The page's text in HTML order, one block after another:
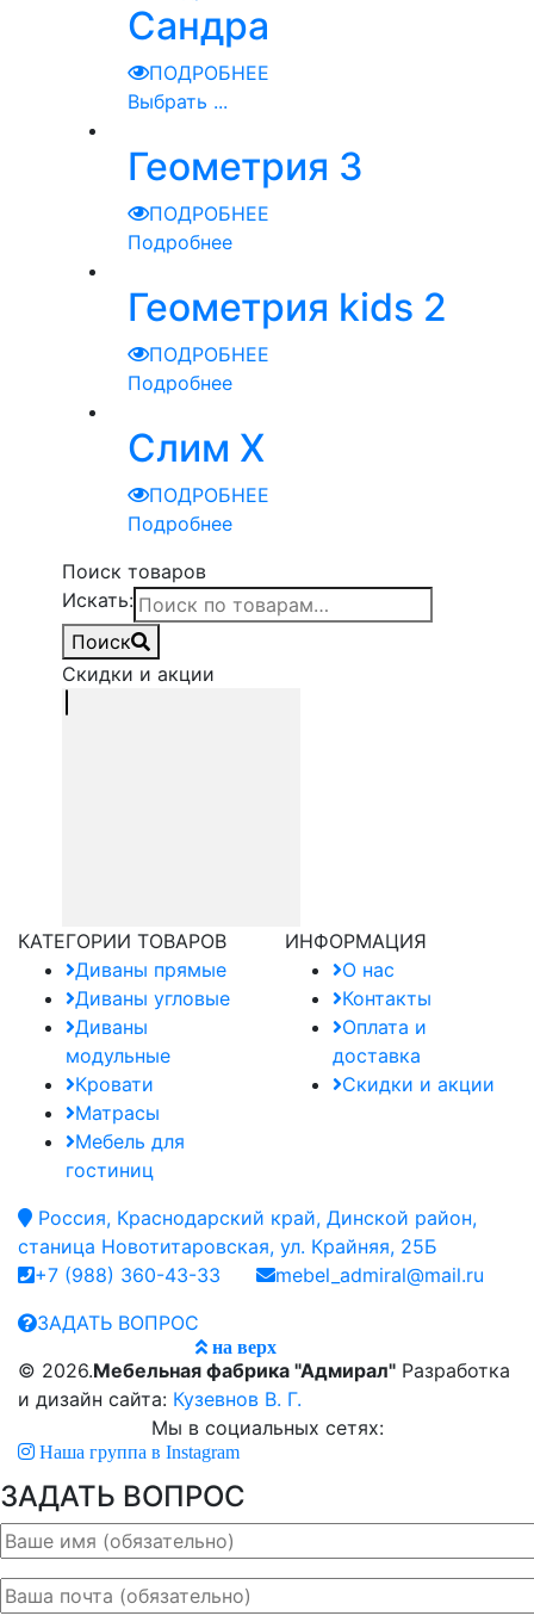
Сандра
ПОДРОБНЕЕ
Выбрать ...
Геометрия 3
ПОДРОБНЕЕ
Подробнее
Геометрия kids 2
ПОДРОБНЕЕ
Подробнее
Слим Х
ПОДРОБНЕЕ
Подробнее
Поиск товаров
Искать:
Поиск
Скидки и акции
КАТЕГОРИИ ТОВАРОВ
Диваны прямые
Диваны угловые
Диваны
модульные
Кровати
Матрасы
Мебель для
гостиниц
ИНФОРМАЦИЯ
О нас
Контакты
Оплата и
доставка
Скидки и акции
Россия, Краснодарский край, Динской район,
станица Новотитаровская, ул. Крайняя, 25Б
+7 (988) 360-43-33
mebel_admiral@mail.ru
ЗАДАТЬ ВОПРОС
на верх
© 2026.Мебельная фабрика "Адмирал" Разработка
и дизайн сайта: Кузевнов В. Г.
Мы в социальных сетях:
Наша группа в Instagram
ЗАДАТЬ ВОПРОС